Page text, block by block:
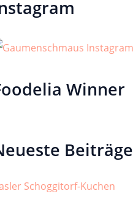
Winner
Beiträge
Schoggitorf-Kuchen